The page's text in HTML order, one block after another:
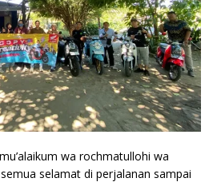
wa rochmatullohi wa
selamat di perjalanan sampai